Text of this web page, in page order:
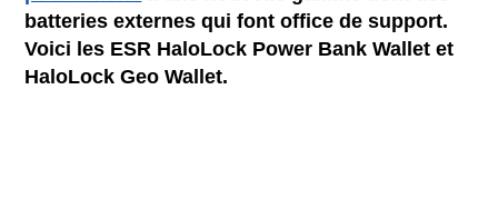
batteries externes qui font office de support.
Voici les ESR HaloLock Power Bank Wallet et
HaloLock Geo Wallet.